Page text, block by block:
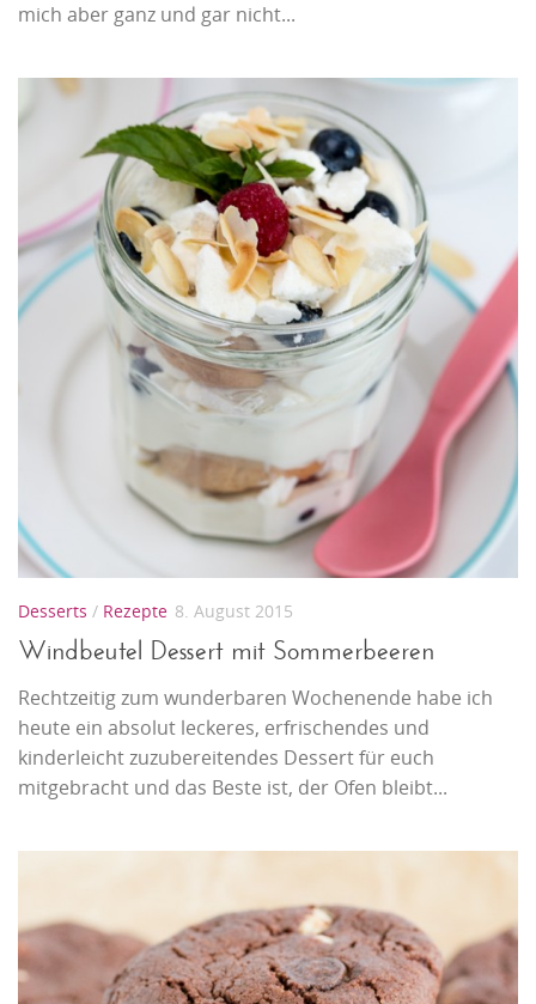
mich aber ganz und gar nicht...
Desserts / Rezepte 8. August 2015
Windbeutel Dessert mit Sommerbeeren
Rechtzeitig zum wunderbaren Wochenende habe ich
heute ein absolut leckeres, erfrischendes und
kinderleicht zuzubereitendes Dessert für euch
mitgebracht und das Beste ist, der Ofen bleibt...